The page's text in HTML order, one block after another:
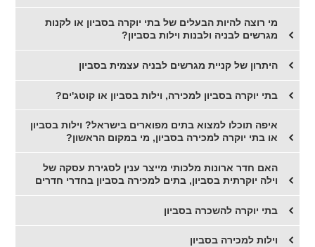
מי רוצה להיות הבעלים של בתי יוקרה בסביון או לקנות
מגרשים לבניה ולבנות וילות בסביון?
היתרון של קניית מגרשים לבניה עצמית בסביון
בתי יוקרה בסביון למכירה, וילות בסביון או קוטג'ים?
איפה תוכלו למצוא בתים מפוארים בישראל? וילות בסביון
או בתי יוקרה למכירה בסביון, מי במקום הראשון?
האם חדר ארונות מלכותי מייצר ענין לסגירת עסקה של
וילה יוקרתית בסביון, בתים למכירה בסביון בחדרי חדרים
בתי יוקרה להשכרה בסביון
וילות למכירה בסביון